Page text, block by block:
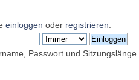
einloggen oder registrieren
Passwort und Sitzungslänge